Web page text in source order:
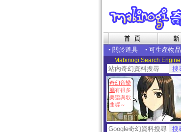
• 關於道具 • 可生產物品
Mabinogi Search Engine
奇幻音樂
廳有很多
樂譜與歌
曲喔～